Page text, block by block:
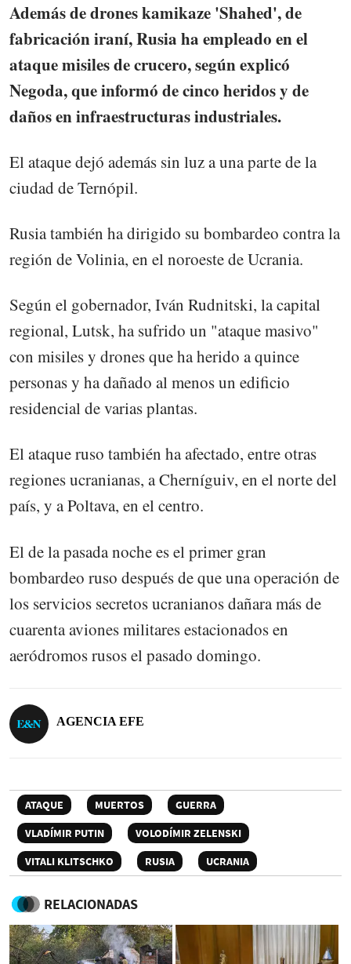
Además de drones kamikaze 'Shahed', de
fabricación iraní, Rusia ha empleado en el
ataque misiles de crucero, según explicó
Negoda, que informó de cinco heridos y de
daños en infraestructuras industriales.
El ataque dejó además sin luz a una parte de la
ciudad de Ternópil.
Rusia también ha dirigido su bombardeo contra la
región de Volinia, en el noroeste de Ucrania.
Según el gobernador, Iván Rudnitski, la capital
regional, Lutsk, ha sufrido un "ataque masivo"
con misiles y drones que ha herido a quince
personas y ha dañado al menos un edificio
residencial de varias plantas.
El ataque ruso también ha afectado, entre otras
regiones ucranianas, a Cherníguiv, en el norte del
país, y a Poltava, en el centro.
El de la pasada noche es el primer gran
bombardeo ruso después de que una operación de
los servicios secretos ucranianos dañara más de
cuarenta aviones militares estacionados en
aeródromos rusos el pasado domingo.
AGENCIA EFE
ATAQUE MUERTOS
GUERRA
VLADÍMIR PUTIN
VOLODÍMIR ZELENSKI
VITALI KLITSCHKO
RUSIA UCRANIA
RELACIONADAS